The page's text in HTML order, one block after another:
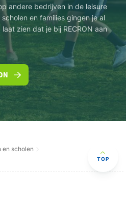
andere bedrijven in de leisure
en families gingen je al
zien dat je bij RECRON aan
en scholen
TOP